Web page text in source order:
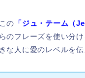
の 「ジュ・テーム（
のフレーズを使い分
な人に愛のレベルを